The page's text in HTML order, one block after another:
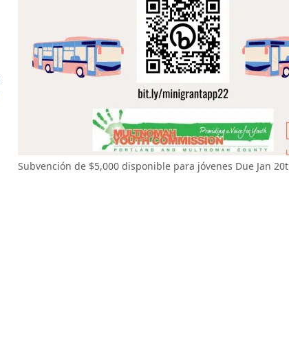
Subvención de $5,000 disponible para jóvenes Due Jan